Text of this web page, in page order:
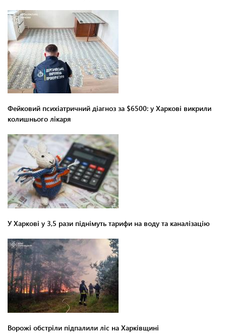
Фейковий психіатричний діагноз за $6500: у Харкові викрили
колишнього лікаря
У Харкові у 3,5 рази піднімуть тарифи на воду та каналізацію
Ворожі обстріли підпалили ліс на Харківщині